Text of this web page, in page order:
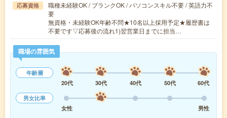
応募資格
職種未経験OK / ブランクOK / パソコンスキル不要 / 英語力不
要
無資格・未経験OK年齢不問★10名以上採用予定★履歴書は
不要です▽応募後の流れ1)翌営業日までに担当…
職場の雰囲気
年齢層
20代
30代 40代 50代
60代
男女比率
女性
男性